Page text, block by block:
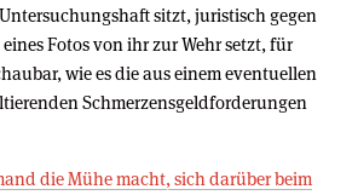
sitzt, juristisch gegen
Fotos von ihr zur Wehr setzt, für
wie es die aus einem eventuellen
Schmerzensgeldforderungen
die Mühe macht, sich darüber beim